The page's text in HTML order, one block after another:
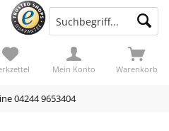
04244 9653404
Warenkorb
Mein Konto